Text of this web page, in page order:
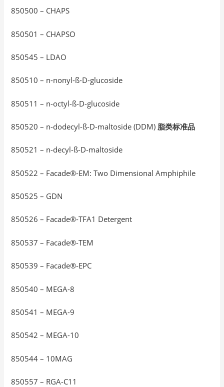
850500 – CHAPS
850501 – CHAPSO
850545 – LDAO
850510 – n-nonyl-ß-D-glucoside
850511 – n-octyl-ß-D-glucoside
850520 – n-dodecyl-ß-D-maltoside (DDM) 脂类标准品
850521 – n-decyl-ß-D-maltoside
850522 – Facade®-EM: Two Dimensional Amphiphile
850525 – GDN
850526 – Facade®-TFA1 Detergent
850537 – Facade®-TEM
850539 – Facade®-EPC
850540 – MEGA-8
850541 – MEGA-9
850542 – MEGA-10
850544 – 10MAG
850557 – RGA-C11